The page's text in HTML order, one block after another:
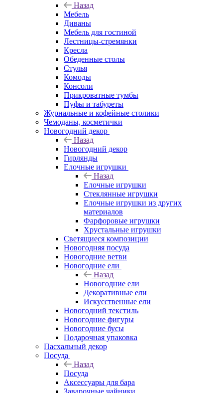
Назад
Мебель
Диваны
Мебель для гостиной
Лестницы-стремянки
Кресла
Обеденные столы
Стулья
Комоды
Консоли
Прикроватные тумбы
Пуфы и табуреты
Журнальные и кофейные столики
Чемоданы, косметички
Новогодний декор
Назад
Новогодний декор
Гирлянды
Елочные игрушки
Назад
Елочные игрушки
Стеклянные игрушки
Елочные игрушки из других
материалов
Фарфоровые игрушки
Хрустальные игрушки
Светящиеся композиции
Новогодняя посуда
Новогодние ветви
Новогодние ели
Назад
Новогодние ели
Декоративные ели
Искусственные ели
Новогодний текстиль
Новогодние фигуры
Новогодние бусы
Подарочная упаковка
Пасхальный декор
Посуда
Назад
Посуда
Аксессуары для бара
Заварочные чайники